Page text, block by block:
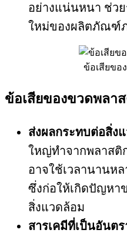
อย่างแน่นหนา ช่ว
ใหม่ของผลิตภัณฑ์
ข้อเสียขอ
ข้อเสียของขวดพลา
ส่งผลกระทบต่อสิ่ง
ใหญ่ทำจากพลาสติ
อาจใช้เวลานานห
ซึ่งก่อให้เกิดปัญหา
สิ่งแวดล้อม
สารเคมีที่เป็นอันตร